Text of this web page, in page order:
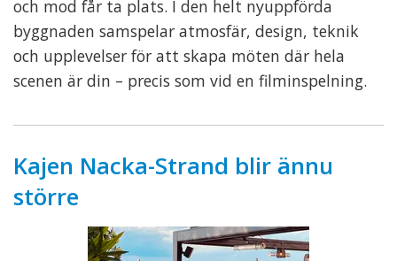
och mod får ta plats. I den helt nyuppförda
byggnaden samspelar atmosfär, design, teknik
och upplevelser för att skapa möten där hela
scenen är din – precis som vid en filminspelning.
Kajen Nacka-Strand blir ännu
större